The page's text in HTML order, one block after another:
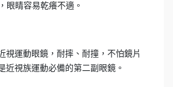
眼睛容易乾癢不適。
視運動眼鏡，耐摔、耐撞，不怕鏡片
近視族運動必備的第二副眼鏡。